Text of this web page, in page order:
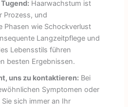
Haarwachstum ist
Prozess, und
Phasen wie Schockverlust
Langzeitpflege und
Lebensstils führen
besten Ergebnissen.
uns zu kontaktieren:Bei
Symptomen oder
sich immer an Ihr